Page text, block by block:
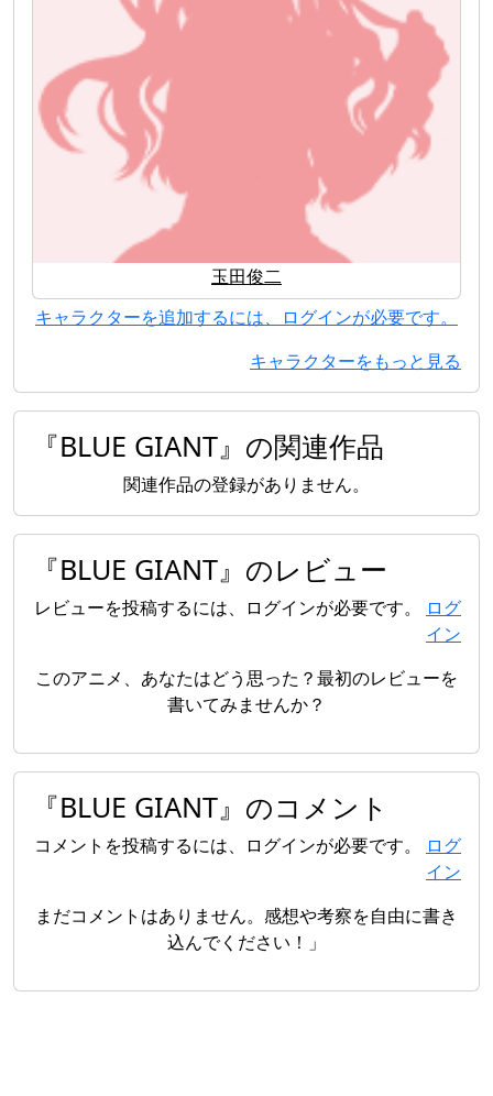
玉田俊二
キャラクターを追加するには、ログインが必要です。
キャラクターをもっと見る
『BLUE GIANT』の関連作品
関連作品の登録がありません。
『BLUE GIANT』のレビュー
レビューを投稿するには、ログインが必要です。
ログ
イン
このアニメ、あなたはどう思った？最初のレビューを
書いてみませんか？
『BLUE GIANT』のコメント
コメントを投稿するには、ログインが必要です。
ログ
イン
まだコメントはありません。感想や考察を自由に書き
込んでください！」